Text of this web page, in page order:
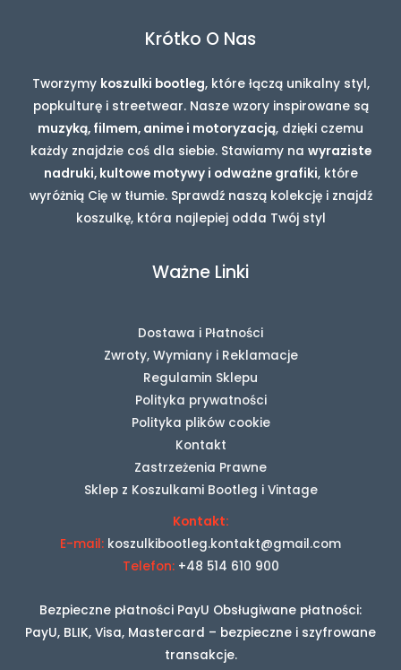
Krótko O Nas
Tworzymy koszulki bootleg, które łączą unikalny styl,
popkulturę i streetwear. Nasze wzory inspirowane są
muzyką, filmem, anime i motoryzacją, dzięki czemu
każdy znajdzie coś dla siebie. Stawiamy na wyraziste
nadruki, kultowe motywy i odważne grafiki, które
wyróżnią Cię w tłumie. Sprawdź naszą kolekcję i znajdź
koszulkę, która najlepiej odda Twój styl
Ważne Linki
Dostawa i Płatności
Zwroty, Wymiany i Reklamacje
Regulamin Sklepu
Polityka prywatności
Polityka plików cookie
Kontakt
Zastrzeżenia Prawne
Sklep z Koszulkami Bootleg i Vintage
Kontakt:
E-mail: koszulkibootleg.kontakt@gmail.com
Telefon: +48 514 610 900
Bezpieczne płatności PayU Obsługiwane płatności:
PayU, BLIK, Visa, Mastercard – bezpieczne i szyfrowane
transakcje.